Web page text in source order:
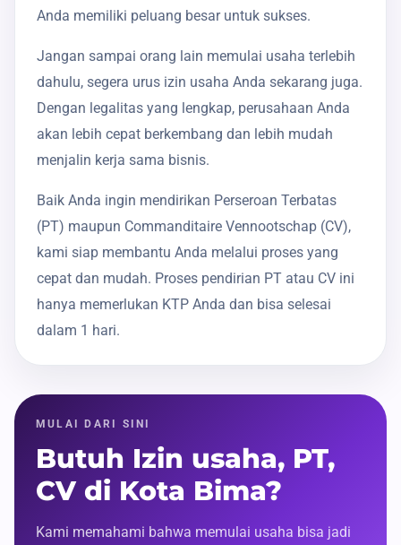
Anda memiliki peluang besar untuk sukses.
Jangan sampai orang lain memulai usaha terlebih
dahulu, segera urus izin usaha Anda sekarang juga.
Dengan legalitas yang lengkap, perusahaan Anda
akan lebih cepat berkembang dan lebih mudah
menjalin kerja sama bisnis.
Baik Anda ingin mendirikan Perseroan Terbatas
(PT) maupun Commanditaire Vennootschap (CV),
kami siap membantu Anda melalui proses yang
cepat dan mudah. Proses pendirian PT atau CV ini
hanya memerlukan KTP Anda dan bisa selesai
dalam 1 hari.
MULAI DARI SINI
Butuh Izin usaha, PT,
CV di Kota Bima?
Kami memahami bahwa memulai usaha bisa jadi